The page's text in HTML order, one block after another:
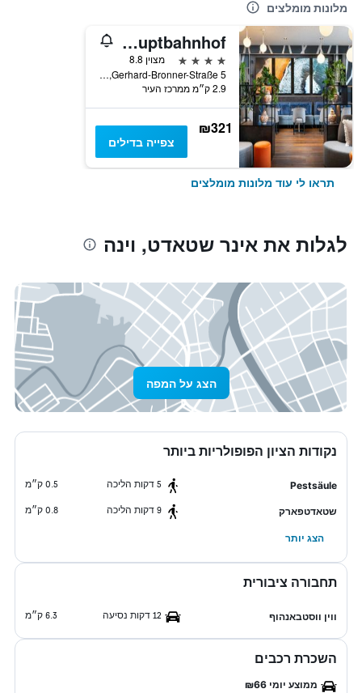
מלונות מומלצים
Leonardo Hotel Vienna Hauptbahnhof
4 כוכבים
מצוין 8.8
Gerhard-Bronner-Straße 5, וינה, וינה, אוסטריה
2.9 ק״מ ממרכז העיר
₪321
צפייה בדילים
תראו לי עוד מלונות מומלצים
לגלות את אינר שטאדט, וינה
הצג על המפה
נקודות הציון הפופולריות ביותר
Pestsäule 5 דקות הליכה 0.5 ק״מ
שטאדטפארק 9 דקות הליכה 0.8 ק״מ
הצג יותר
תחבורה ציבורית
ווין ווסטבאנהוף 12 דקות נסיעה 6.3 ק״מ
השכרת רכבים
ממוצע יומי ₪66